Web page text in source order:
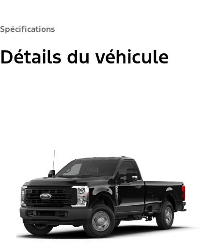
Spécifications
Détails du véhicule